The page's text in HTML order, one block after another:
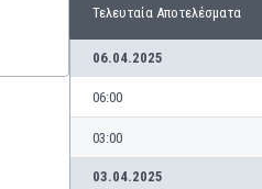
Τελευταία Αποτελέσματα
06.04.2025
06:00
03:00
03.04.2025